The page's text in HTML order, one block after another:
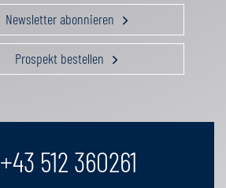
Newsletter abonnieren
Prospekt bestellen
+43 512 360261